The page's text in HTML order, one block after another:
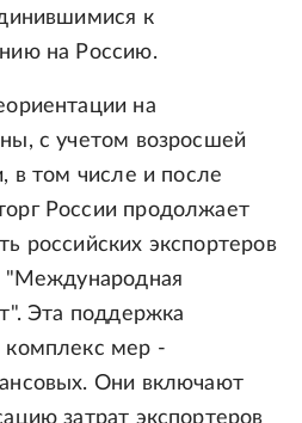
к
на Россию.
на
с учетом возросшей
в том числе и после
России продолжает
российских экспортеров
"Международная
Эта поддержка
комплекс мер -
Они включают
затрат экспортеров